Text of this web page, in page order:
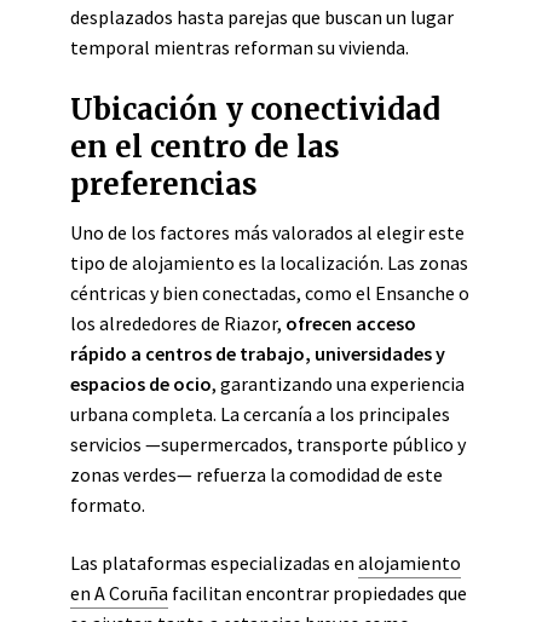
desplazados hasta parejas que buscan un lugar
temporal mientras reforman su vivienda.
Ubicación y conectividad
en el centro de las
preferencias
Uno de los factores más valorados al elegir este
tipo de alojamiento es la localización. Las zonas
céntricas y bien conectadas, como el Ensanche o
los alrededores de Riazor, ofrecen acceso
rápido a centros de trabajo, universidades y
espacios de ocio, garantizando una experiencia
urbana completa. La cercanía a los principales
servicios —supermercados, transporte público y
zonas verdes— refuerza la comodidad de este
formato.
Las plataformas especializadas en alojamiento
en A Coruña facilitan encontrar propiedades que